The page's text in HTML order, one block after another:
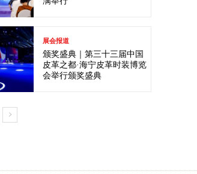
展会报道
颁奖盛典｜第三十三届中国
皮革之都·海宁皮革时装博览
会举行颁奖盛典